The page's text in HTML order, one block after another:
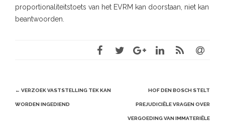
proportionaliteitstoets van het EVRM kan doorstaan, niet kan
beantwoorden.
Post
navigation
← VERZOEK VASTSTELLING TEK KAN
WORDEN INGEDIEND
HOF DEN BOSCH STELT
PREJUDICIËLE VRAGEN OVER
VERGOEDING VAN IMMATERIËLE